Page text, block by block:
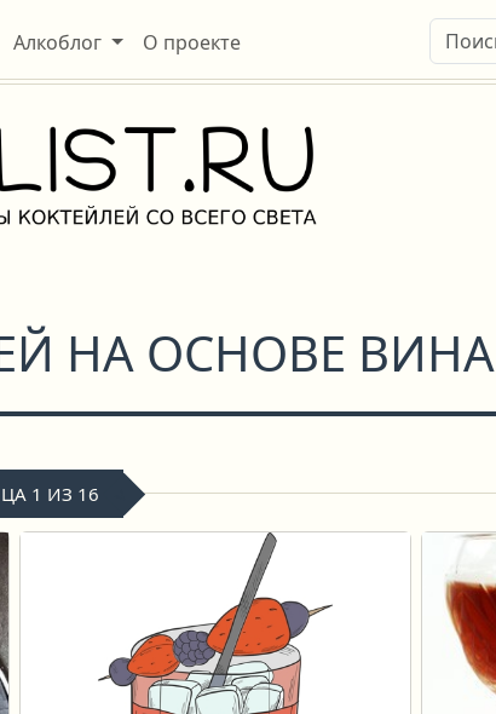
Алкоблог О проекте
НА ОСНОВЕ ВИНА
1 ИЗ 16